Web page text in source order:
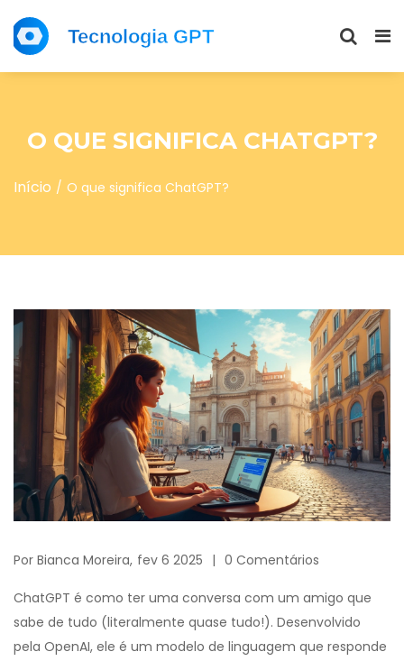
O QUE SIGNIFICA CHATGPT?
Início O que significa ChatGPT?
Por Bianca Moreira, fev 6 2025 0 Comentários
ChatGPT é como ter uma conversa com um amigo que
sabe de tudo (literalmente quase tudo!). Desenvolvido
pela OpenAI, ele é um modelo de linguagem que responde